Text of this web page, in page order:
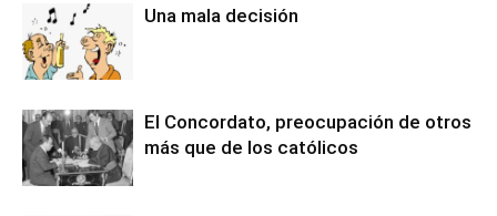
Una mala decisión
El Concordato, preocupación de otros
más que de los católicos